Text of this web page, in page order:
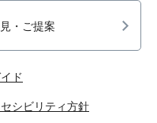
・ご提案
ド
シビリティ方針